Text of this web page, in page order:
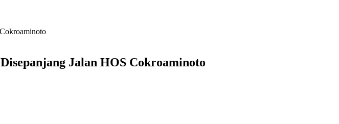
Jalan HOS Cokroaminoto